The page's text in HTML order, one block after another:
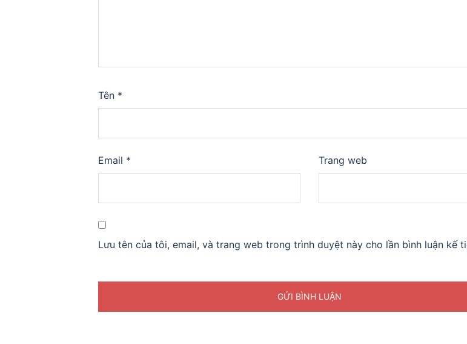
Tên *
Email * Trang web
Lưu tên của tôi, email, và trang web trong trình duyệt này cho lần bình luận kế